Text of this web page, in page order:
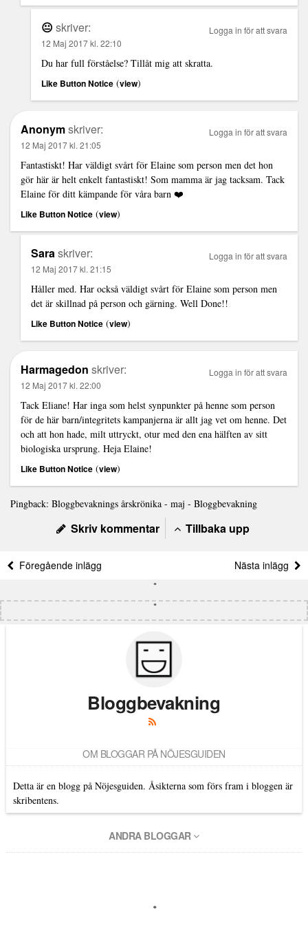
😐 skriver:
12 Maj 2017 kl. 22:10
Du har full förståelse? Tillåt mig att skratta.
Like Button Notice (view)
Logga in för att svara
Anonymskriver:
12 Maj 2017 kl. 21:05
Fantastiskt! Har väldigt svårt för Elaine som person men det hon
gör här är helt enkelt fantastiskt! Som mamma är jag tacksam. Tack
Elaine för ditt kämpande för våra barn ❤️
Like Button Notice (view)
Logga in för att svara
Saraskriver:
12 Maj 2017 kl. 21:15
Håller med. Har också väldigt svårt för Elaine som person men
det är skillnad på person och gärning. Well Done!!
Like Button Notice (view)
Logga in för att svara
Harmagedon skriver:
12 Maj 2017 kl. 22:00
Tack Eliane! Har inga som helst synpunkter på henne som person
för de här barn/integritets kampanjerna är allt jag vet om henne. Det
och att hon hade, milt uttryckt, otur med den ena hälften av sitt
biologiska ursprung. Heja Elaine!
Like Button Notice (view)
Logga in för att svara
Pingback: Bloggbevaknings årskrönika - maj - Bloggbevakning
Skriv kommentar Tillbaka upp
Föregående inlägg Nästa inlägg
Bloggbevakning
OM BLOGGAR PÅ NÖJESGUIDEN
Detta är en blogg på Nöjesguiden. Åsikterna som förs fram i bloggen är
skribentens.
ANDRA BLOGGAR